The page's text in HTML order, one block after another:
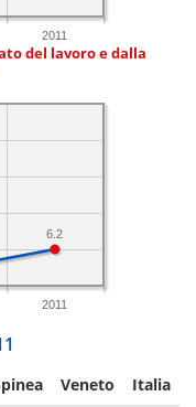
2011
del lavoro e dalla
2011
6.2
Veneto Italia